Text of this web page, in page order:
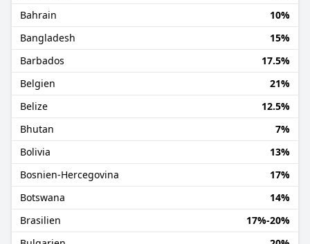
Bahrain
10%
Bangladesh
15%
Barbados
17.5%
Belgien
21%
Belize
12.5%
Bhutan
7%
Bolivia
13%
Bosnien-Hercegovina
17%
Botswana
14%
Brasilien
17%-20%